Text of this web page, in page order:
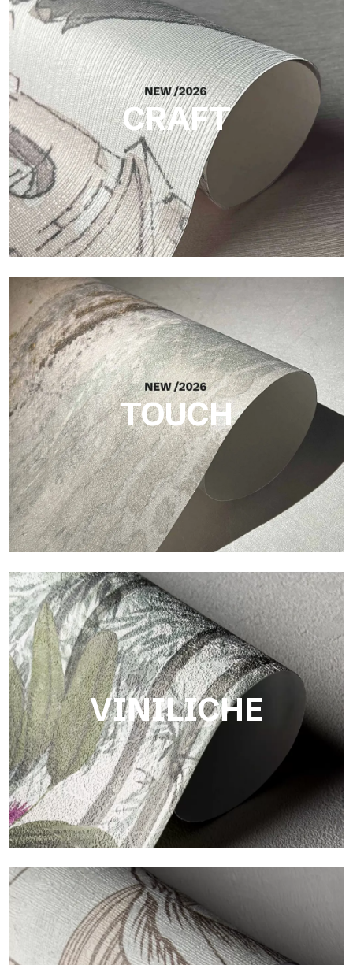
Silk
Finitura luminosa ed elegante, con sottile trama verticale che
riflette la luce e dona profondità alla superficie.
CRAFT
Craft
Finitura ispirata alle fibre naturali, con rilievo essenziale che
dona equilibrio, profondità e una matericità elegante.
TOUCH
Touch
Finitura dalla trama fibrosa e irregolare, con texture morbida
che dona calore e autenticità alla superficie.
VINILICHE
Viniliche
Le finiture viniliche delle carte da parati Tecnografica offrono
superfici resistenti, materiche e visivamente raffinate.